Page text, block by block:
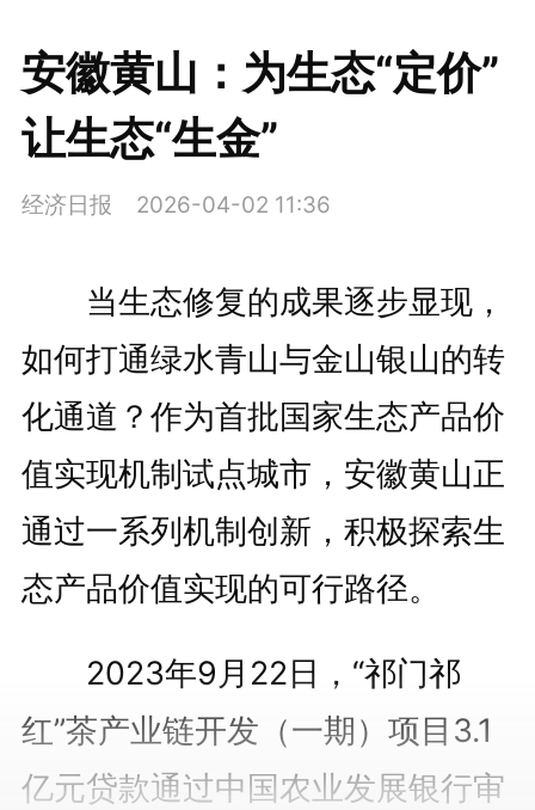
安徽黄山：为生态“定价”
让生态“生金”
经济日报 2026-04-02 11:36
当生态修复的成果逐步显现，
如何打通绿水青山与金山银山的转
化通道？作为首批国家生态产品价
值实现机制试点城市，安徽黄山正
通过一系列机制创新，积极探索生
态产品价值实现的可行路径。
2023年9月22日，“祁门祁
红”茶产业链开发（一期）项目3.1
亿元贷款通过中国农业发展银行审